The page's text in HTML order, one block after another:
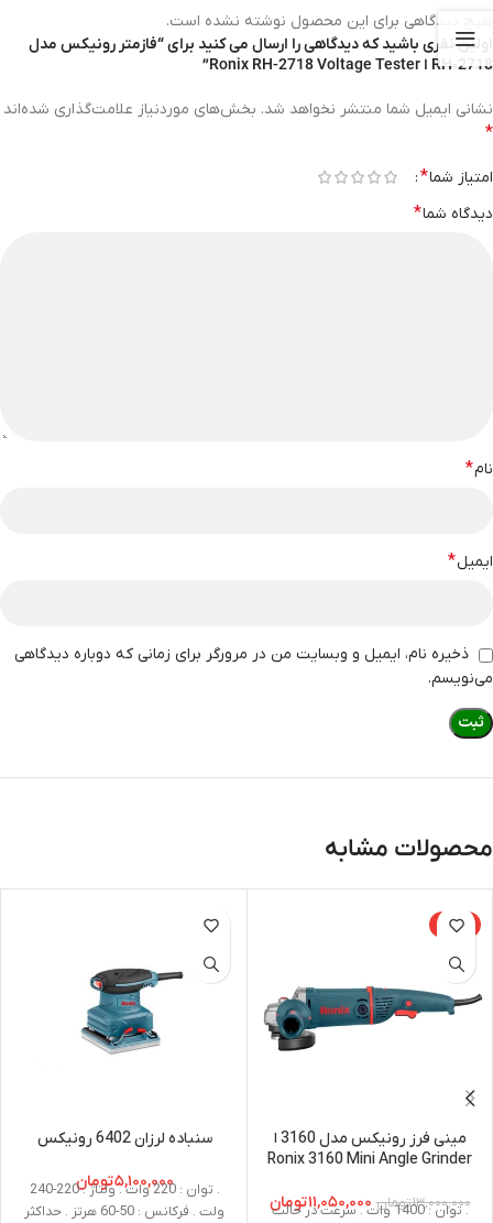
هیچ دیدگاهی برای این محصول نوشته نشده است.
اولین نفری باشید که دیدگاهی را ارسال می کنید برای “فازمتر رونیکس مدل
RH-2718 ا Ronix RH-2718 Voltage Tester”
نشانی ایمیل شما منتشر نخواهد شد. بخش‌های موردنیاز علامت‌گذاری شده‌اند
*
امتیاز شما*
دیدگاه شما*
نام*
ایمیل*
ذخیره نام، ایمیل و وبسایت من در مرورگر برای زمانی که دوباره دیدگاهی
می‌نویسم.
محصولات مشابه
-15%
مینی فرز رونیکس مدل 3160 ا
Ronix 3160 Mini Angle Grinder
۱۳,۰۰۰,۰۰۰تومان ۱۱,۰۵۰,۰۰۰تومان
. توان : 1400 وات . سرعت در حالت
سنباده لرزان 6402 رونیکس
۵,۱۰۰,۰۰۰تومان
. توان : 220 وات . ولتاژ : 220-240
ولت . فرکانس : 50-60 هرتز . حداکثر